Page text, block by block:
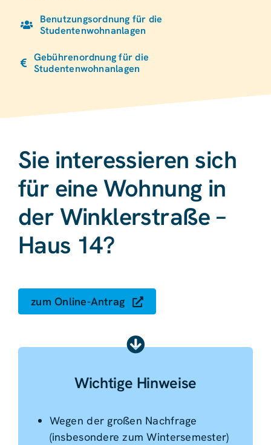
Benutzungsordnung für die
Studentenwohnanlagen
Gebührenordnung für die
Studentenwohnanlagen
Sie interessieren sich
für eine Wohnung in
der Winklerstraße –
Haus 14?
zum Online-Antrag
Wichtige Hinweise
Wegen der großen Nachfrage
(insbesondere zum Wintersemester)